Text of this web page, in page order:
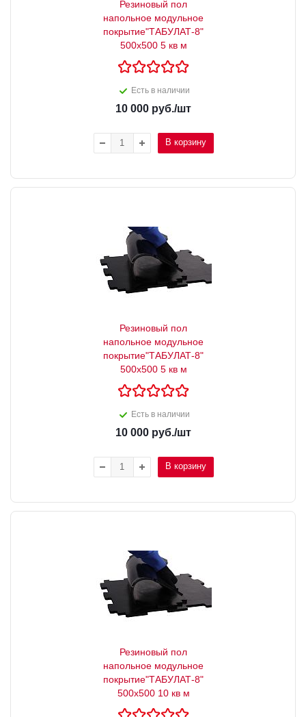
Резиновый пол
напольное модульное
покрытие"ТАБУЛАТ-8"
500х500 5 кв м
Есть в наличии
10 000 руб./шт
В корзину
Резиновый пол
напольное модульное
покрытие"ТАБУЛАТ-8"
500х500 5 кв м
Есть в наличии
10 000 руб./шт
В корзину
Резиновый пол
напольное модульное
покрытие"ТАБУЛАТ-8"
500х500 10 кв м